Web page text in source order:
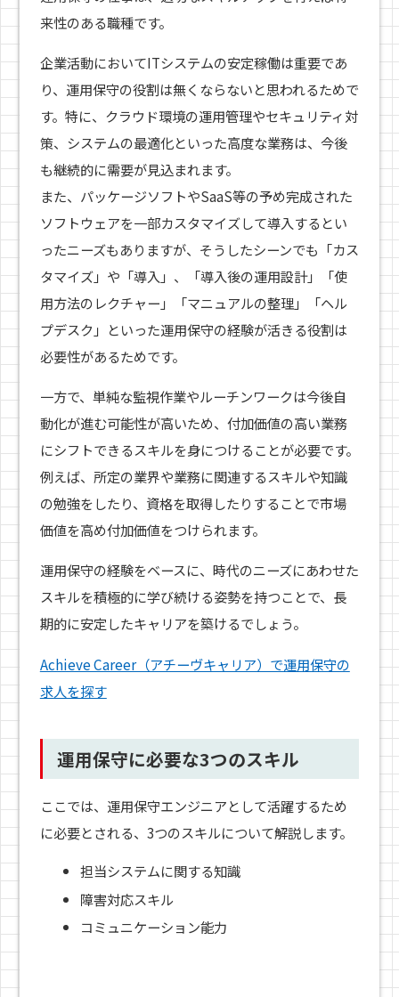
来性のある職種です。
企業活動においてITシステムの安定稼働は重要であ
り、運用保守の役割は無くならないと思われるためで
す。特に、クラウド環境の運用管理やセキュリティ対
策、システムの最適化といった高度な業務は、今後
も継続的に需要が見込まれます。
また、パッケージソフトやSaaS等の予め完成された
ソフトウェアを一部カスタマイズして導入するとい
ったニーズもありますが、そうしたシーンでも「カス
タマイズ」や「導入」、「導入後の運用設計」「使
用方法のレクチャー」「マニュアルの整理」「ヘル
プデスク」といった運用保守の経験が活きる役割は
必要性があるためです。
一方で、単純な監視作業やルーチンワークは今後自
動化が進む可能性が高いため、付加価値の高い業務
にシフトできるスキルを身につけることが必要です。
例えば、所定の業界や業務に関連するスキルや知識
の勉強をしたり、資格を取得したりすることで市場
価値を高め付加価値をつけられます。
運用保守の経験をベースに、時代のニーズにあわせた
スキルを積極的に学び続ける姿勢を持つことで、長
期的に安定したキャリアを築けるでしょう。
Achieve Career（アチーヴキャリア）で運用保守の
求人を探す
運用保守に必要な3つのスキル
ここでは、運用保守エンジニアとして活躍するため
に必要とされる、3つのスキルについて解説します。
担当システムに関する知識
障害対応スキル
コミュニケーション能力